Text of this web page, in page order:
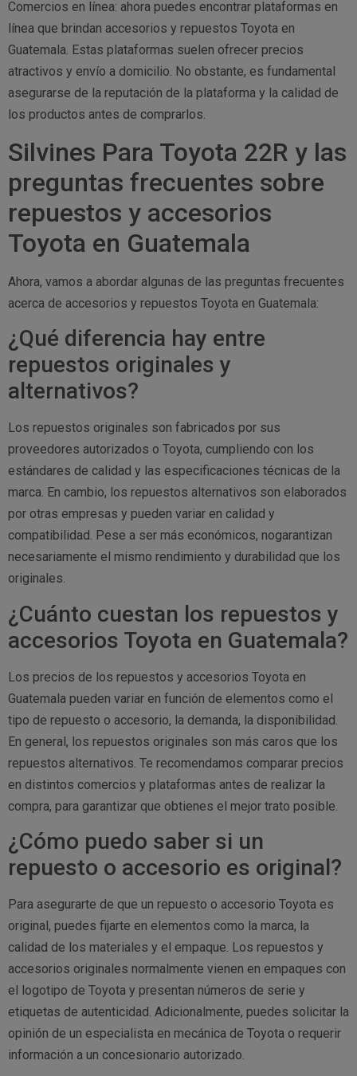
Comercios en línea: ahora puedes encontrar plataformas en
línea que brindan accesorios y repuestos Toyota en
Guatemala. Estas plataformas suelen ofrecer precios
atractivos y envío a domicilio. No obstante, es fundamental
asegurarse de la reputación de la plataforma y la calidad de
los productos antes de comprarlos.
Silvines Para Toyota 22R y las
preguntas frecuentes sobre
repuestos y accesorios
Toyota en Guatemala
Ahora, vamos a abordar algunas de las preguntas frecuentes
acerca de accesorios y repuestos Toyota en Guatemala:
¿Qué diferencia hay entre
repuestos originales y
alternativos?
Los repuestos originales son fabricados por sus
proveedores autorizados o Toyota, cumpliendo con los
estándares de calidad y las especificaciones técnicas de la
marca. En cambio, los repuestos alternativos son elaborados
por otras empresas y pueden variar en calidad y
compatibilidad. Pese a ser más económicos, nogarantizan
necesariamente el mismo rendimiento y durabilidad que los
originales.
¿Cuánto cuestan los repuestos y
accesorios Toyota en Guatemala?
Los precios de los repuestos y accesorios Toyota en
Guatemala pueden variar en función de elementos como el
tipo de repuesto o accesorio, la demanda, la disponibilidad.
En general, los repuestos originales son más caros que los
repuestos alternativos. Te recomendamos comparar precios
en distintos comercios y plataformas antes de realizar la
compra, para garantizar que obtienes el mejor trato posible.
¿Cómo puedo saber si un
repuesto o accesorio es original?
Para asegurarte de que un repuesto o accesorio Toyota es
original, puedes fijarte en elementos como la marca, la
calidad de los materiales y el empaque. Los repuestos y
accesorios originales normalmente vienen en empaques con
el logotipo de Toyota y presentan números de serie y
etiquetas de autenticidad. Adicionalmente, puedes solicitar la
opinión de un especialista en mecánica de Toyota o requerir
información a un concesionario autorizado.